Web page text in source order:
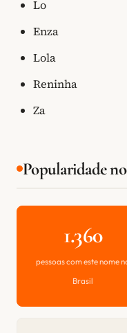
Lo
Enza
Lola
Reninha
Za
Popularidade
1.360
pessoas com este nome
Brasil